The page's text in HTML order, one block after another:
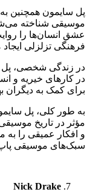
پل سایمون همچنین
موسیقی شناخته
عشق انسان‌ها را
فرهنگی تزلزلی ایجاد
در زندگی شخصی، پل
در کارهای خیریه و
برای کمک به دیگران
به طور کلی، پل
مؤثر در تاریخ
و افکار عمیقی را به
سبک‌های موسیقی
Nick Drake